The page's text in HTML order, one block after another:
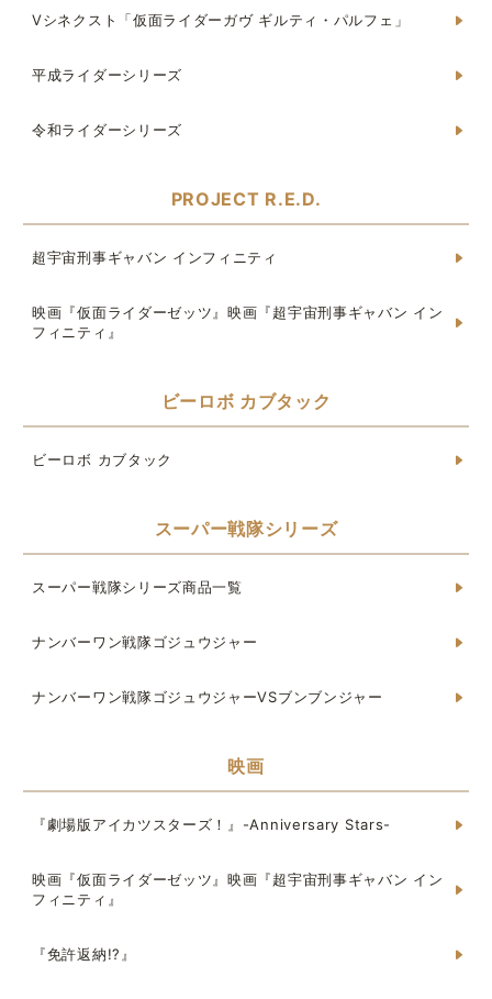
Vシネクスト「仮面ライダーガヴ ギルティ・パルフェ」
平成ライダーシリーズ
令和ライダーシリーズ
PROJECT R.E.D.
超宇宙刑事ギャバン インフィニティ
映画『仮面ライダーゼッツ』映画『超宇宙刑事ギャバン イン
フィニティ』
ビーロボ カブタック
ビーロボ カブタック
スーパー戦隊シリーズ
スーパー戦隊シリーズ商品一覧
ナンバーワン戦隊ゴジュウジャー
ナンバーワン戦隊ゴジュウジャーVSブンブンジャー
映画
『劇場版アイカツスターズ！』-Anniversary Stars-
映画『仮面ライダーゼッツ』映画『超宇宙刑事ギャバン イン
フィニティ』
『免許返納!?』